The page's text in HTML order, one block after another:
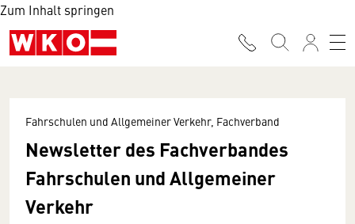
Zum Inhalt springen
Fahrschulen und Allgemeiner Verkehr, Fachverband
Newsletter des Fachverbandes
Fahrschulen und Allgemeiner
Verkehr